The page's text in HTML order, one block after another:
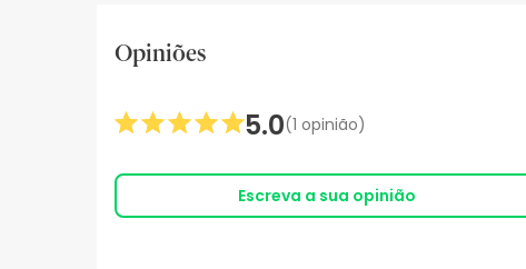
Opiniões
5.0(1 opinião)
Escreva a sua opinião